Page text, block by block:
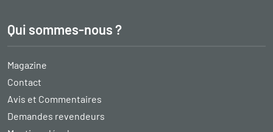
Qui sommes-nous ?
Magazine
Contact
Avis et Commentaires
Demandes revendeurs